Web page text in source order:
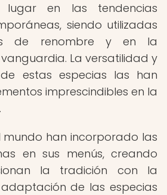
lugar en las tendencias
siendo utilizadas
de renombre y en la
La versatilidad y
estas especias las han
imprescindibles en la
han incorporado las
en sus menús, creando
la tradición con la
adaptación de las especias